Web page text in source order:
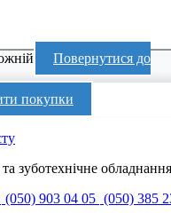
Повернутися до
покупки
зуботехнічне обладнання
(050) 903 04 05 (050) 385